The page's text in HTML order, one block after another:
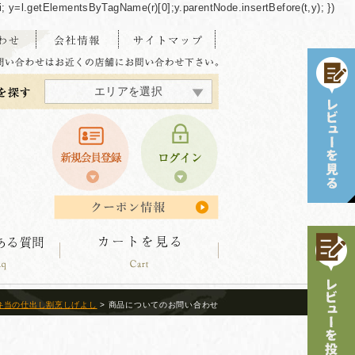
})
エリアを選択
北海道エリア
東北エリア
関東エリア
東海・北陸エリア
関西エリア
中四国エリア
九州エリア
沖縄エリア
当の仕出し割烹しげよし > 商品についてのお問い合わせ